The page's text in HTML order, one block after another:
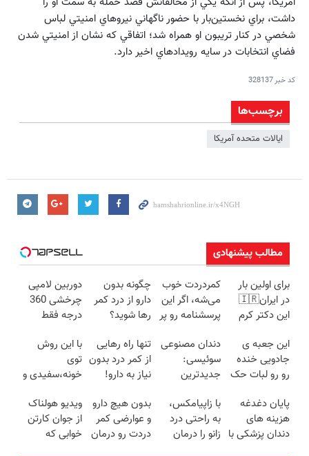
داشت، براي نخستين‌بار با حضور ناگهاني نيروهاي امنيتي لباس
شخصي در كنار تريبون او همراه شد؛ اتفاقي كه نشان از امنيتي شدن
فضاي انتخابات در سايه رويدادهاي اخير دارد.
کد خبر328137
برچسب‌ها
ایالات متحده آمریکا
مطالب پیشنهادی
برای اولین بار
در ایران🇮🇷
این دکتر کرم
روزه ساخت!
کمردردت خوب
می‌شه، اگر این
پرسشنامه رو پر
چگونه بدون
دارو از درد کمر
رها شوید؟
رو پرکن)
دوربین لامپی
چرخشی 360
درجه فقط
🔥 پرداخت
درب منزل
این جعبه ی
جادویی خنده
رو رو لبات حک
خرید40%تخفیف
دندان مصنوعی
سوئیسی:
جدیدترین
سبک و مقاوم |
پرداخت قسطی
تنها راه رهایی
از کمر درد بدون
نیاز به دارو!
با این روش
توی
خونه،سفیدی و
برگردون
(40%off)
پایان دغدغه
هزینه های
دندان پزشکی با
با زاپیامکس،
به راحتی درد
زانو را درمان
بدون هیچ دارو
و عوارضی کمر
دردت رو درمان
ویدیو هولناک
از جوان کارتن
خوابی که